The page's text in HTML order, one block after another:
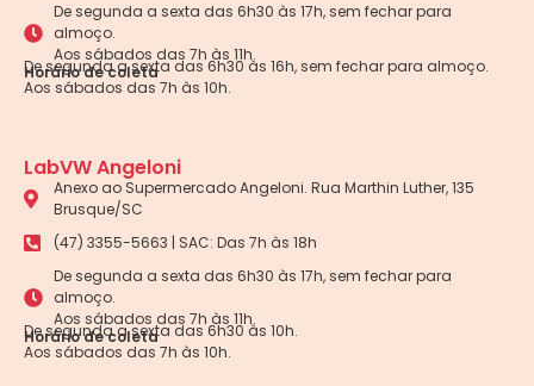
De segunda a sexta das 6h30 às 17h, sem fechar para
almoço.
Aos sábados das 7h às 11h.
Horário de coleta
De segunda a sexta das 6h30 às 16h, sem fechar para almoço.
Aos sábados das 7h às 10h.
LabVW Angeloni
Anexo ao Supermercado Angeloni. Rua Marthin Luther, 135
Brusque/SC
(47) 3355-5663 | SAC: Das 7h às 18h
De segunda a sexta das 6h30 às 17h, sem fechar para
almoço.
Aos sábados das 7h às 11h.
Horário de coleta
De segunda a sexta das 6h30 às 10h.
Aos sábados das 7h às 10h.